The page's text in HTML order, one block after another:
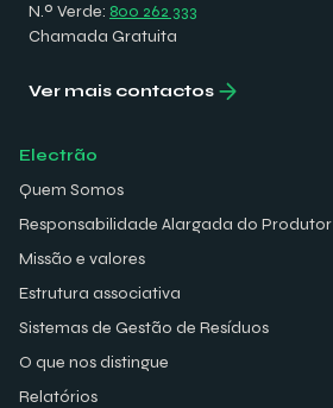
N.º Verde: 800 262 333
Chamada Gratuita
Ver mais contactos
Electrão
Quem Somos
Responsabilidade Alargada do Produtor
Missão e valores
Estrutura associativa
Sistemas de Gestão de Resíduos
O que nos distingue
Relatórios